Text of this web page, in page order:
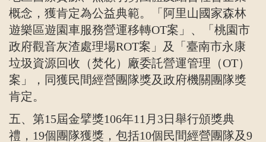
概念，獲肯定為公益典範。「阿里山國家森林
遊樂區遊園車服務營運移轉OT案」、「桃園市
政府觀音灰渣處理場ROT案」及「臺南市永康
垃圾資源回收（焚化）廠委託營運管理（OT）
案」，同獲民間經營團隊獎及政府機關團隊獎
肯定。
五、第15屆金擘獎106年11 月 3日舉行頒獎典
禮， 19個團隊獲獎，包括10個民間經營團隊及9